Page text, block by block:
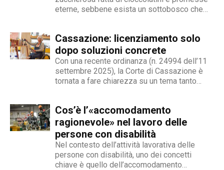
contraddistingue per la dedizione al fact
eterne, sebbene esista un sottobosco che
un’opzione commerciale né un dato di di fatto,
ma...
Cassazione: licenziamento solo
dopo soluzioni concrete
Con una recente ordinanza (n. 24994 dell’11
settembre 2025), la Corte di Cassazione è
tornata a fare chiarezza su un tema tanto
che, a causa di una sopraggiunta disabilità,
non è più...
Cos’è l’«accomodamento
ragionevole» nel lavoro delle
persone con disabilità
Nel contesto dell’attività lavorativa delle
persone con disabilità, uno dei concetti
chiave è quello dell’accomodamento